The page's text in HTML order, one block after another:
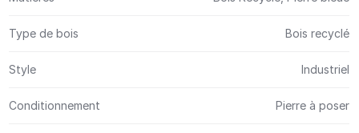
Type de bois Bois recyclé
Style Industriel
Conditionnement Pierre à poser